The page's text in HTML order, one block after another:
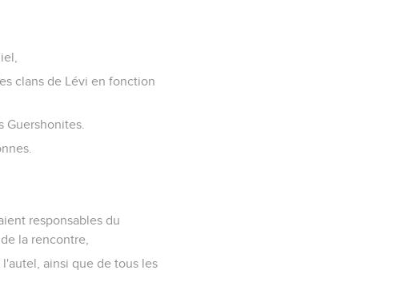
clans de Lévi en fonction
Guershonites.
responsables du
la rencontre,
ainsi que de tous les